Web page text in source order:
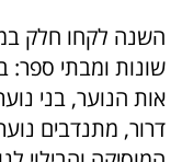
השנה לקחו חלק
שונות ומבתי ספר:
אות הנוער, בני